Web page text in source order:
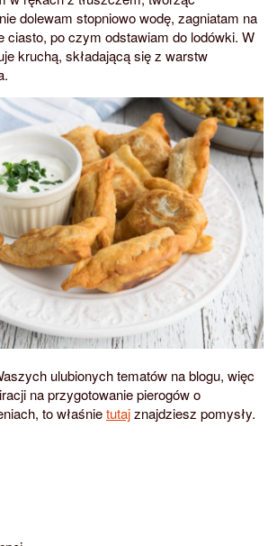
dolewam stopniowo wodę, zagniatam na
ciasto, po czym odstawiam do lodówki. W
kruchą, składającą się z warstw
ulubionych tematów na blogu, więc
na przygotowanie pierogów o
to właśnietutajznajdziesz pomysły.